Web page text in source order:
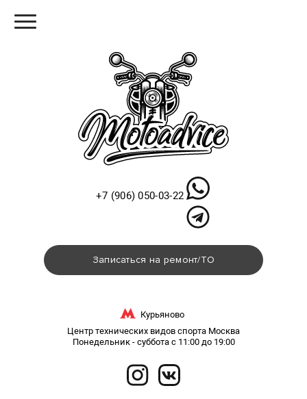
+7 (906) 050-03-22
Записаться на ремонт/ТО
Курьяново
Центр технических видов спорта Москва
Понедельник - суббота с 11:00 до 19:00
Меню